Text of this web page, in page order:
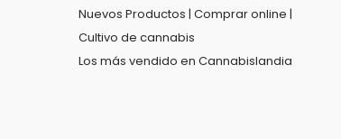
Nuevos Productos | Comprar online |
Cultivo de cannabis
Los más vendido en Cannabislandia